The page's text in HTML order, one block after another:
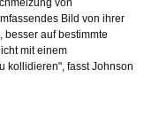
von
Bild von ihrer
besser auf bestimmte
mit einem
kollidieren", fasst Johnson